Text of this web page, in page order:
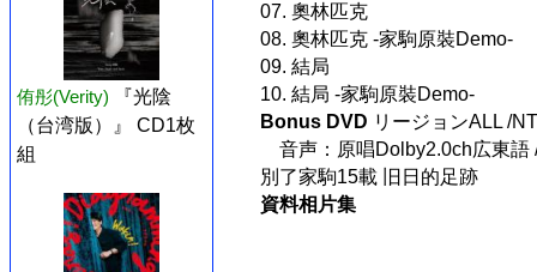
侑彤(Verity)
『光陰
（台湾版）』 CD1枚
組
07. 奧林匹克
08. 奧林匹克 -家駒原裝Demo-
09. 結局
10. 結局 -家駒原裝Demo-
Bonus DVD リージョンALL /
音声：原唱Dolby2.0ch広東語
別了家駒15載 旧日的足跡
資料相片集